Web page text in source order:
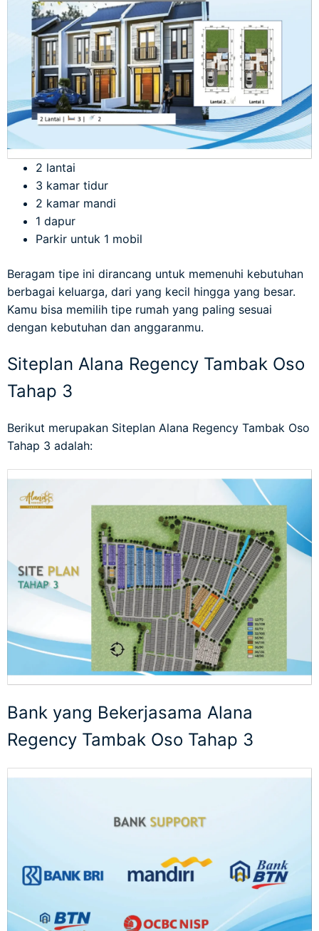
2 lantai
3 kamar tidur
2 kamar mandi
1 dapur
Parkir untuk 1 mobil
Beragam tipe ini dirancang untuk memenuhi kebutuhan
berbagai keluarga, dari yang kecil hingga yang besar.
Kamu bisa memilih tipe rumah yang paling sesuai
dengan kebutuhan dan anggaranmu.
Siteplan Alana Regency Tambak Oso
Tahap 3
Berikut merupakan Siteplan Alana Regency Tambak Oso
Tahap 3 adalah:
Bank yang Bekerjasama Alana
Regency Tambak Oso Tahap 3